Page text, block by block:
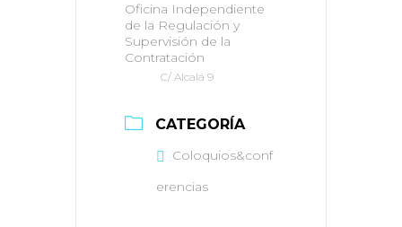
Oficina Independiente
de la Regulación y
Supervisión de la
Contratación
C/ Alcalá 9
CATEGORÍA
Coloquios&conf
erencias